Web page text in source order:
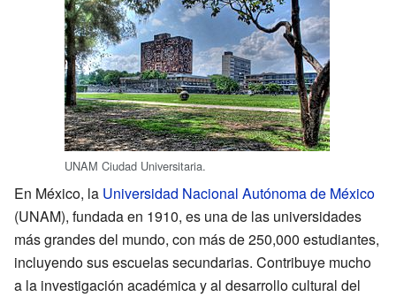
UNAM Ciudad Universitaria.
En México, la Universidad Nacional Autónoma de México
(UNAM), fundada en 1910, es una de las universidades
más grandes del mundo, con más de 250,000 estudiantes,
incluyendo sus escuelas secundarias. Contribuye mucho
a la investigación académica y al desarrollo cultural del